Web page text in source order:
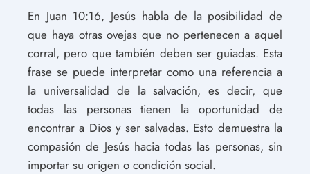
En Juan 10:16, Jesús habla de la posibilidad de
que haya otras ovejas que no pertenecen a aquel
corral, pero que también deben ser guiadas. Esta
frase se puede interpretar como una referencia a
la universalidad de la salvación, es decir, que
todas las personas tienen la oportunidad de
encontrar a Dios y ser salvadas. Esto demuestra la
compasión de Jesús hacia todas las personas, sin
importar su origen o condición social.